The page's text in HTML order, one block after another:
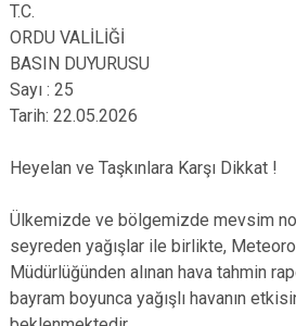
Gölköy
Gülyalı
Gürgentepe
İkizce
T.C.
ORDU VALİLİĞİ
BASIN DUYURUSU
Sayı : 25
Tarih: 22.05.2026
Heyelan ve Taşkınlara Karşı Dikkat !
Ülkemizde ve bölgemizde mevsim
seyreden yağışlar ile birlikte,
Müdürlüğünden alınan hava tahmin
bayram boyunca yağışlı havanın